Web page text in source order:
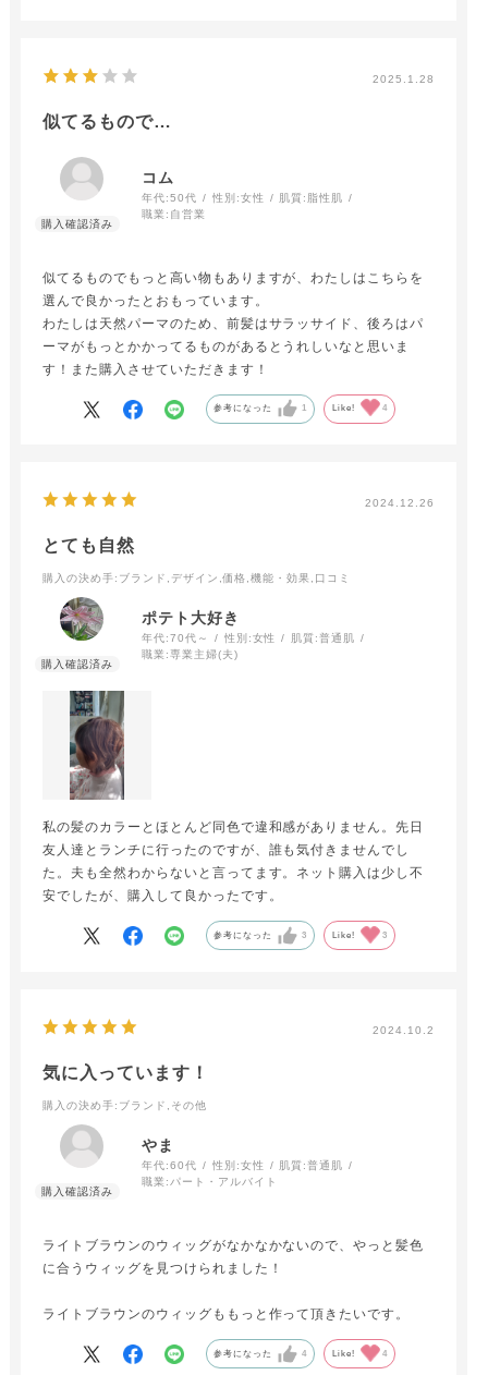
2025.1.28
似てるもので…
コム
年代:50代 性別:女性 肌質: 脂性肌
職業: 自営業
似てるものでもっと高い物もありますが、わたしはこちらを
選んで良かったとおもっています。
わたしは天然パーマのため、前髪はサラッサイド、後ろはパ
ーマがもっとかかってるものがあるとうれしいなと思いま
す！また購入させていただきます！
参考になった 1 Like! 4
2024.12.26
とても自然
購入の決め手:ブランド,デザイン,価格,機能・効果,口コミ
ポテト大好き
年代:70代～ 性別:女性 肌質:普通肌
職業:専業主婦(夫)
私の髪のカラーとほとんど同色で違和感がありません。先日
友人達とランチに行ったのですが、誰も気付きませんでし
た。夫も全然わからないと言ってます。ネット購入は少し不
安でしたが、購入して良かったです。
参考になった 3 Like! 3
2024.10.2
気に入っています！
購入の決め手:ブランド,その他
やま
年代:60代 性別:女性 肌質:普通肌
職業: パート・アルバイト
ライトブラウンのウィッグがなかなかないので、やっと髪色
に合うウィッグを見つけられました！
ライトブラウンのウィッグももっと作って頂きたいです。
参考になった 4 Like! 4